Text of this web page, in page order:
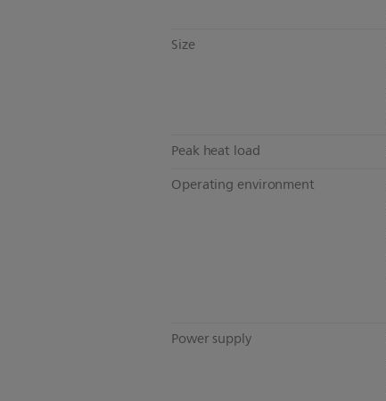
Size
Peak heat load
Operating environment
Power supply